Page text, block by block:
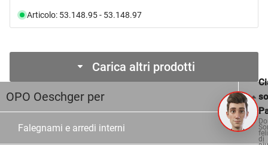
Articolo: 53.148.95 - 53.148.97
Carica altri prodotti
OPO Oeschger per
Falegnami e arredi interni
di